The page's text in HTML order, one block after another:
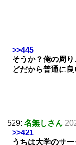
>>445
そうか？俺の周
どだから普通に
529: 名無しさん
>>421
うちは大学のサ